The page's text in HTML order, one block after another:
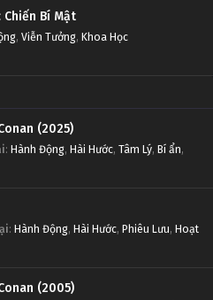
Chiến Bí Mật
, Viễn Tưởng, Khoa Học
(2025)
: Hành Động, Hài Hước, Tâm Lý, Bí ẩn,
: Hành Động, Hài Hước, Phiêu Lưu, Hoạt
(2005)